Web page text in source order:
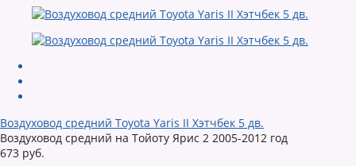
Воздуховод средний Toyota Yaris II Хэтчбек 5 дв.
Воздуховод средний на Тойоту Ярис 2 2005-2012 год
673 руб.